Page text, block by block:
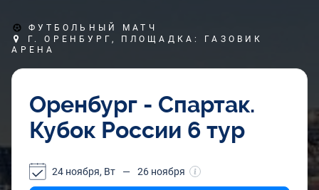
ФУТБОЛЬНЫЙ МАТЧ
Г. ОРЕНБУРГ, ПЛОЩАДКА: ГАЗОВИК
АРЕНА
Оренбург - Спартак.
Кубок России 6 тур
24 ноября, Вт — 26 ноября